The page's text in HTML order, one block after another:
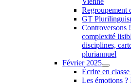
Regroupement
GT
Controversons
complexité
disciplines,
pluriannuel
Février 2025
Écrire en
Les émotions ?